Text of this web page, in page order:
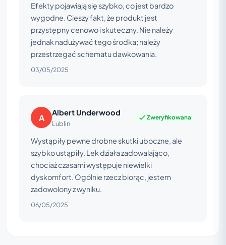
Efekty pojawiają się szybko, co jest bardzo
wygodne. Cieszy fakt, że produkt jest
przystępny cenowo i skuteczny. Nie należy
jednak nadużywać tego środka; należy
przestrzegać schematu dawkowania.
03/05/2025
A Albert Underwood
Lublin
Zweryfikowana
Wystąpiły pewne drobne skutki uboczne, ale
szybko ustąpiły. Lek działa zadowalająco,
chociaż czasami występuje niewielki
dyskomfort. Ogólnie rzecz biorąc, jestem
zadowolony z wyniku.
06/05/2025